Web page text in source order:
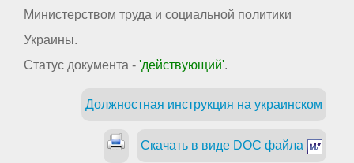
Министерством труда и социальной политики
Украины.
Статус документа - 'действующий'.
Должностная инструкция на украинском
Скачать в виде DOC файла